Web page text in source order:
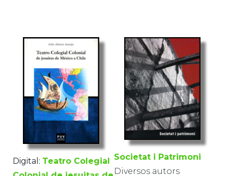
Digital: Teatro Colegial Societat i Patrimoni
Diversos autors